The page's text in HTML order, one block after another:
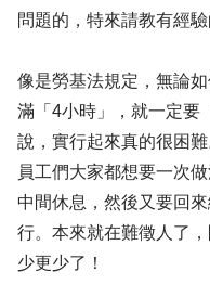
問題的，特來請教有經驗
像是勞基法規定，無論
滿「4小時」，就一定要
說，實行起來真的很困
員工們大家都想要一次
中間休息，然後又要回
行。本來就在難徵人了
少更少了！